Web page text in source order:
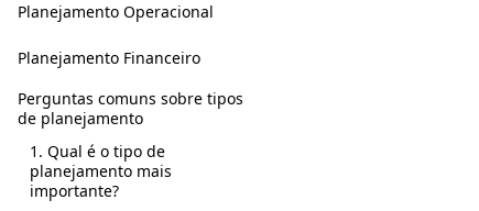
Planejamento Operacional
Planejamento Financeiro
Perguntas comuns sobre tipos
de planejamento
1. Qual é o tipo de
planejamento mais
importante?